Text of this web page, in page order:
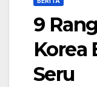
9
Korea
Seru